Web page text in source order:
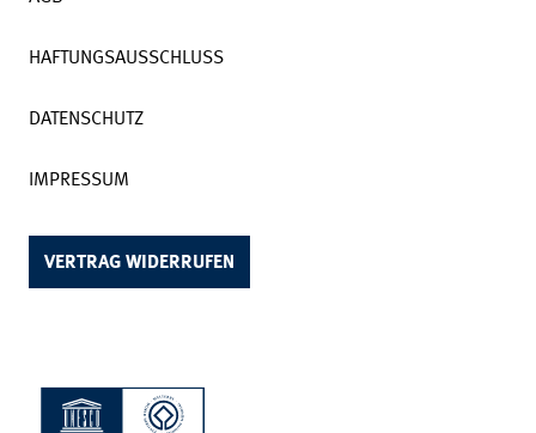
HAFTUNGSAUSSCHLUSS
DATENSCHUTZ
IMPRESSUM
VERTRAG WIDERRUFEN